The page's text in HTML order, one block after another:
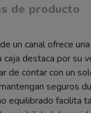
de producto
un canal ofrece
destaca por su
de contar con un
seguros
equilibrado facilita